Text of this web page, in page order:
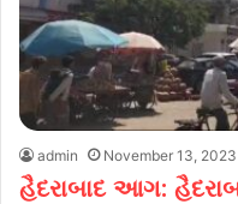
admin November 13, 2023
હૈદરાબાદ આગ: